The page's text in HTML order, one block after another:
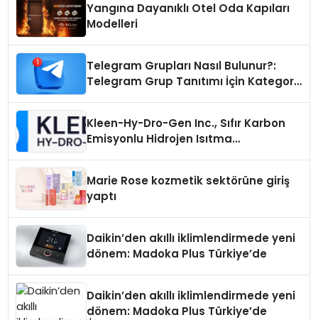
Yangına Dayanıklı Otel Oda Kapıları
Modelleri
Telegram Grupları Nasıl Bulunur?:
Telegram Grup Tanıtımı İçin Kategori
Kleen-Hy-Dro-Gen Inc., Sıfır Karbon
Emisyonlu Hidrojen Isıtma
Marie Rose kozmetik sektörüne giriş
yaptı
Daikin’den akıllı iklimlendirmede yeni
dönem: Madoka Plus Türkiye’de
Daikin’den akıllı iklimlendirmede yeni
dönem: Madoka Plus Türkiye’de